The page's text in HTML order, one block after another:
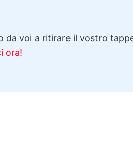
da voi a ritirare il vostro
ora!